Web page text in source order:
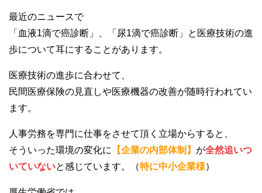
最近のニュースで
「血液1滴で癌診断」、「尿1滴で癌診断」と医療技術の進
歩について耳にすることがあります。
医療技術の進歩に合わせて、
民間医療保険の見直しや医療機器の改善が随時行われてい
ます。
人事労務を専門に仕事をさせて頂く立場からすると、
そういった環境の変化に 【企業の内部体制】 が全然追いつ
いていないと感じています。（特に中小企業様）